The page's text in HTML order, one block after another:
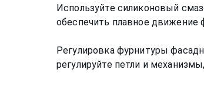
Используйте силиконовый
обеспечить плавное движение
Регулировка фурнитуры
регулируйте петли и